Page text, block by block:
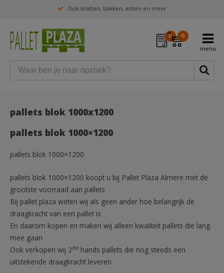
Ook kratten, bakken, kisten en meer
0 0
pallets blok 1000x1200
pallets blok 1000×1200
pallets blok 1000×1200
pallets blok 1000×1200 koopt u bij Pallet Plaza Almere met de
grootste voorraad aan pallets
Bij pallet plaza weten wij als geen ander hoe belangrijk de
draagkracht van een pallet is
En daarom kopen en maken wij alleen kwaliteit pallets die lang
mee gaan
Ook verkopen wij 2de hands pallets die nog steeds een
uitstekende draagkracht leveren